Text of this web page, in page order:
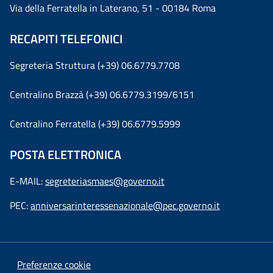
Via della Ferratella in Laterano, 51 - 00184 Roma
RECAPITI TELEFONICI
Segreteria Struttura (+39) 06.6779.7708
Centralino Brazzà (+39) 06.6779.3199/6151
Centralino Ferratella (+39) 06.6779.5999
POSTA ELETTRONICA
E-MAIL:segreteriasmaes@governo.it
PEC:anniversarinteressenazionale@pec.governo.it
Preferenze cookie